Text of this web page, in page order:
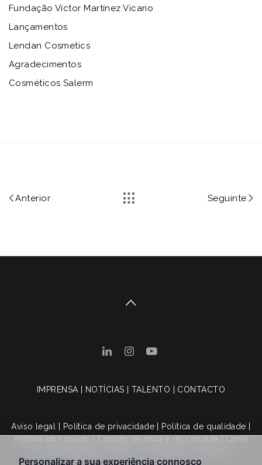
Fundação Víctor Martínez Vicario
Lançamentos
Lendan Cosmetics
Agradecimentos
Cosméticos Salerm
Anterior Seguinte
IMPRENSA NOTÍCIAS TALENTO CONTACTO
Aviso legal Política de privacidade| Política de qualidade
Política de cookies|Código de ética e de conduta|Canal